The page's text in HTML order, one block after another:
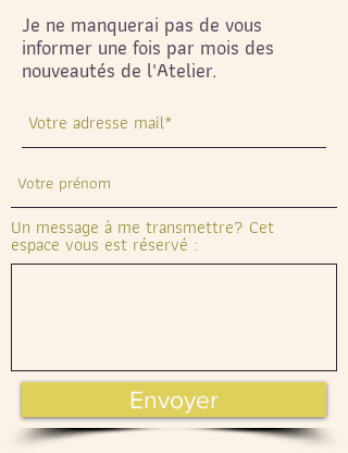
Je ne manquerai pas de vous
informer une fois par mois des
nouveautés de l'Atelier.
Un message à me transmettre? Cet
espace vous est réservé :
Envoyer